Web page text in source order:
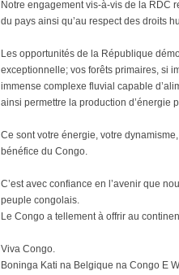
Notre engagement vis-à-vis de la RDC
du pays ainsi qu’au respect des droits
Les opportunités de la République
exceptionnelle; vos forêts primaires, si
immense complexe fluvial capable
ainsi permettre la production d’énergie
Ce sont votre énergie, votre
bénéfice du Congo.
C’est avec confiance en l’avenir que
peuple congolais.
Le Congo a tellement à offrir au
Viva Congo.
Boninga Kati na Belgique na Congo E